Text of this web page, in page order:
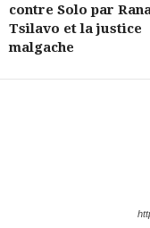
contre Solo par
Tsilavo et la justice
malgache